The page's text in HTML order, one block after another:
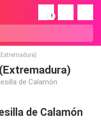
!
de Calamón
de Calamón